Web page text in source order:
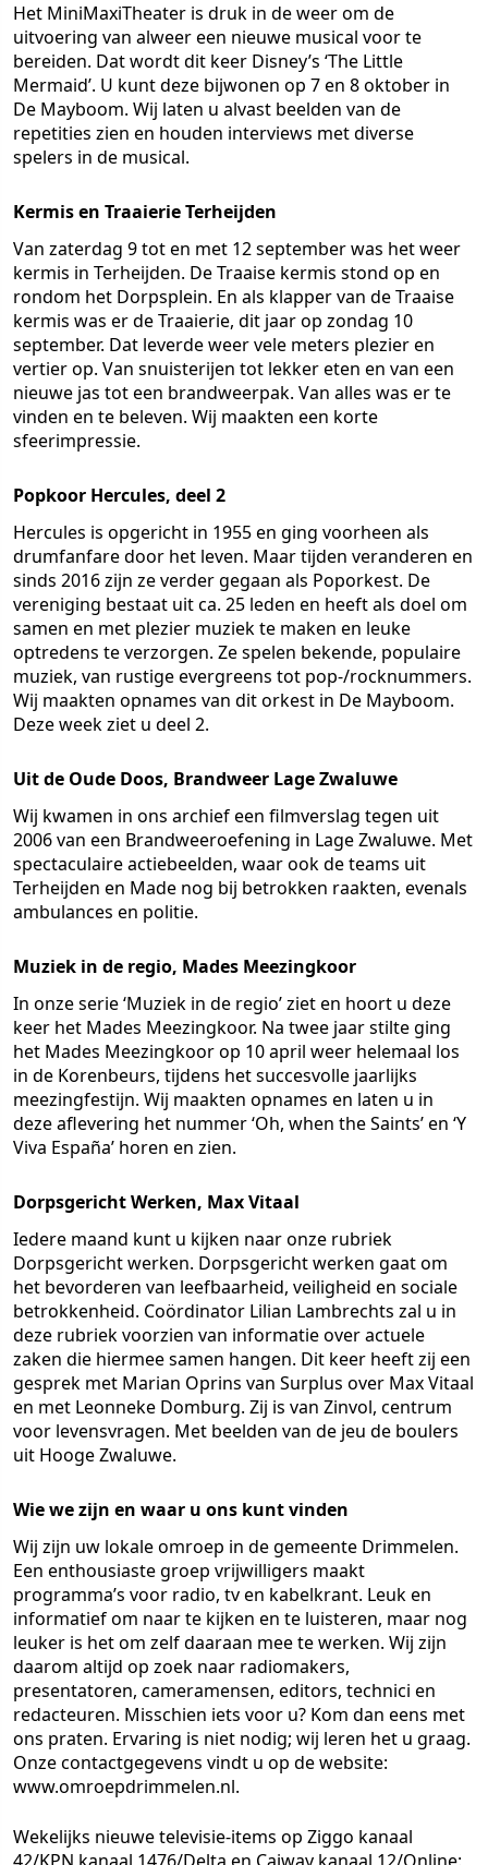
Het MiniMaxiTheater is druk in de weer om de
uitvoering van alweer een nieuwe musical voor te
bereiden. Dat wordt dit keer Disney’s ‘The Little
Mermaid’. U kunt deze bijwonen op 7 en 8 oktober in
De Mayboom. Wij laten u alvast beelden van de
repetities zien en houden interviews met diverse
spelers in de musical.
Kermis en Traaierie Terheijden
Van zaterdag 9 tot en met 12 september was het weer
kermis in Terheijden. De Traaise kermis stond op en
rondom het Dorpsplein. En als klapper van de Traaise
kermis was er de Traaierie, dit jaar op zondag 10
september. Dat leverde weer vele meters plezier en
vertier op. Van snuisterijen tot lekker eten en van een
nieuwe jas tot een brandweerpak. Van alles was er te
vinden en te beleven. Wij maakten een korte
sfeerimpressie.
Popkoor Hercules, deel 2
Hercules is opgericht in 1955 en ging voorheen als
drumfanfare door het leven. Maar tijden veranderen en
sinds 2016 zijn ze verder gegaan als Poporkest. De
vereniging bestaat uit ca. 25 leden en heeft als doel om
samen en met plezier muziek te maken en leuke
optredens te verzorgen. Ze spelen bekende, populaire
muziek, van rustige evergreens tot pop-/rocknummers.
Wij maakten opnames van dit orkest in De Mayboom.
Deze week ziet u deel 2.
Uit de Oude Doos, Brandweer Lage Zwaluwe
Wij kwamen in ons archief een filmverslag tegen uit
2006 van een Brandweeroefening in Lage Zwaluwe. Met
spectaculaire actiebeelden, waar ook de teams uit
Terheijden en Made nog bij betrokken raakten, evenals
ambulances en politie.
Muziek in de regio, Mades Meezingkoor
In onze serie ‘Muziek in de regio’ ziet en hoort u deze
keer het Mades Meezingkoor. Na twee jaar stilte ging
het Mades Meezingkoor op 10 april weer helemaal los
in de Korenbeurs, tijdens het succesvolle jaarlijks
meezingfestijn. Wij maakten opnames en laten u in
deze aflevering het nummer ‘Oh, when the Saints’ en ‘Y
Viva España’ horen en zien.
Dorpsgericht Werken, Max Vitaal
Iedere maand kunt u kijken naar onze rubriek
Dorpsgericht werken. Dorpsgericht werken gaat om
het bevorderen van leefbaarheid, veiligheid en sociale
betrokkenheid. Coördinator Lilian Lambrechts zal u in
deze rubriek voorzien van informatie over actuele
zaken die hiermee samen hangen. Dit keer heeft zij een
gesprek met Marian Oprins van Surplus over Max Vitaal
en met Leonneke Domburg. Zij is van Zinvol, centrum
voor levensvragen. Met beelden van de jeu de boulers
uit Hooge Zwaluwe.
Wie we zijn en waar u ons kunt vinden
Wij zijn uw lokale omroep in de gemeente Drimmelen.
Een enthousiaste groep vrijwilligers maakt
programma’s voor radio, tv en kabelkrant. Leuk en
informatief om naar te kijken en te luisteren, maar nog
leuker is het om zelf daaraan mee te werken. Wij zijn
daarom altijd op zoek naar radiomakers,
presentatoren, cameramensen, editors, technici en
redacteuren. Misschien iets voor u? Kom dan eens met
ons praten. Ervaring is niet nodig; wij leren het u graag.
Onze contactgegevens vindt u op de website:
www.omroepdrimmelen.nl.
Wekelijks nieuwe televisie-items op Ziggo kanaal